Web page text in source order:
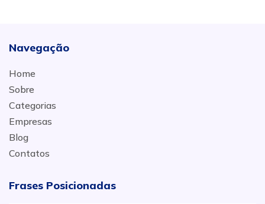
Navegação
Home
Sobre
Categorias
Empresas
Blog
Contatos
Frases Posicionadas